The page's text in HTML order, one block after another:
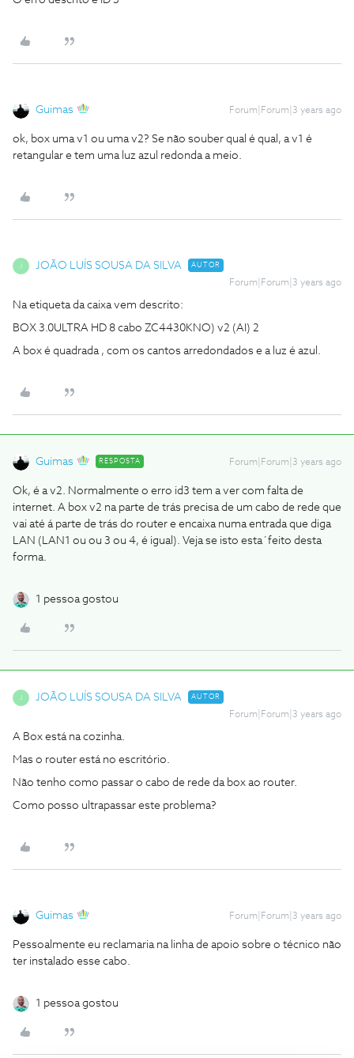
Guimas Forum|Forum|3 years ago
ok, box uma v1 ou uma v2? Se não souber qual é qual, a v1 é
retangular e tem uma luz azul redonda a meio.
JOÃO LUÍS SOUSA DA SILVA AUTOR
Forum|Forum|3 years ago
Na etiqueta da caixa vem descrito:
BOX 3.0ULTRA HD 8 cabo ZC4430KNO) v2 (AI) 2
A box é quadrada , com os cantos arredondados e a luz é azul.
Guimas RESPOSTA Forum|Forum|3 years ago
Ok, é a v2. Normalmente o erro id3 tem a ver com falta de
internet. A box v2 na parte de trás precisa de um cabo de rede que
vai até á parte de trás do router e encaixa numa entrada que diga
LAN (LAN1 ou ou 3 ou 4, é igual). Veja se isto esta´feito desta
forma.
1 pessoa gostou
JOÃO LUÍS SOUSA DA SILVA AUTOR
Forum|Forum|3 years ago
A Box está na cozinha.
Mas o router está no escritório.
Não tenho como passar o cabo de rede da box ao router.
Como posso ultrapassar este problema?
Guimas Forum|Forum|3 years ago
Pessoalmente eu reclamaria na linha de apoio sobre o técnico não
ter instalado esse cabo.
1 pessoa gostou